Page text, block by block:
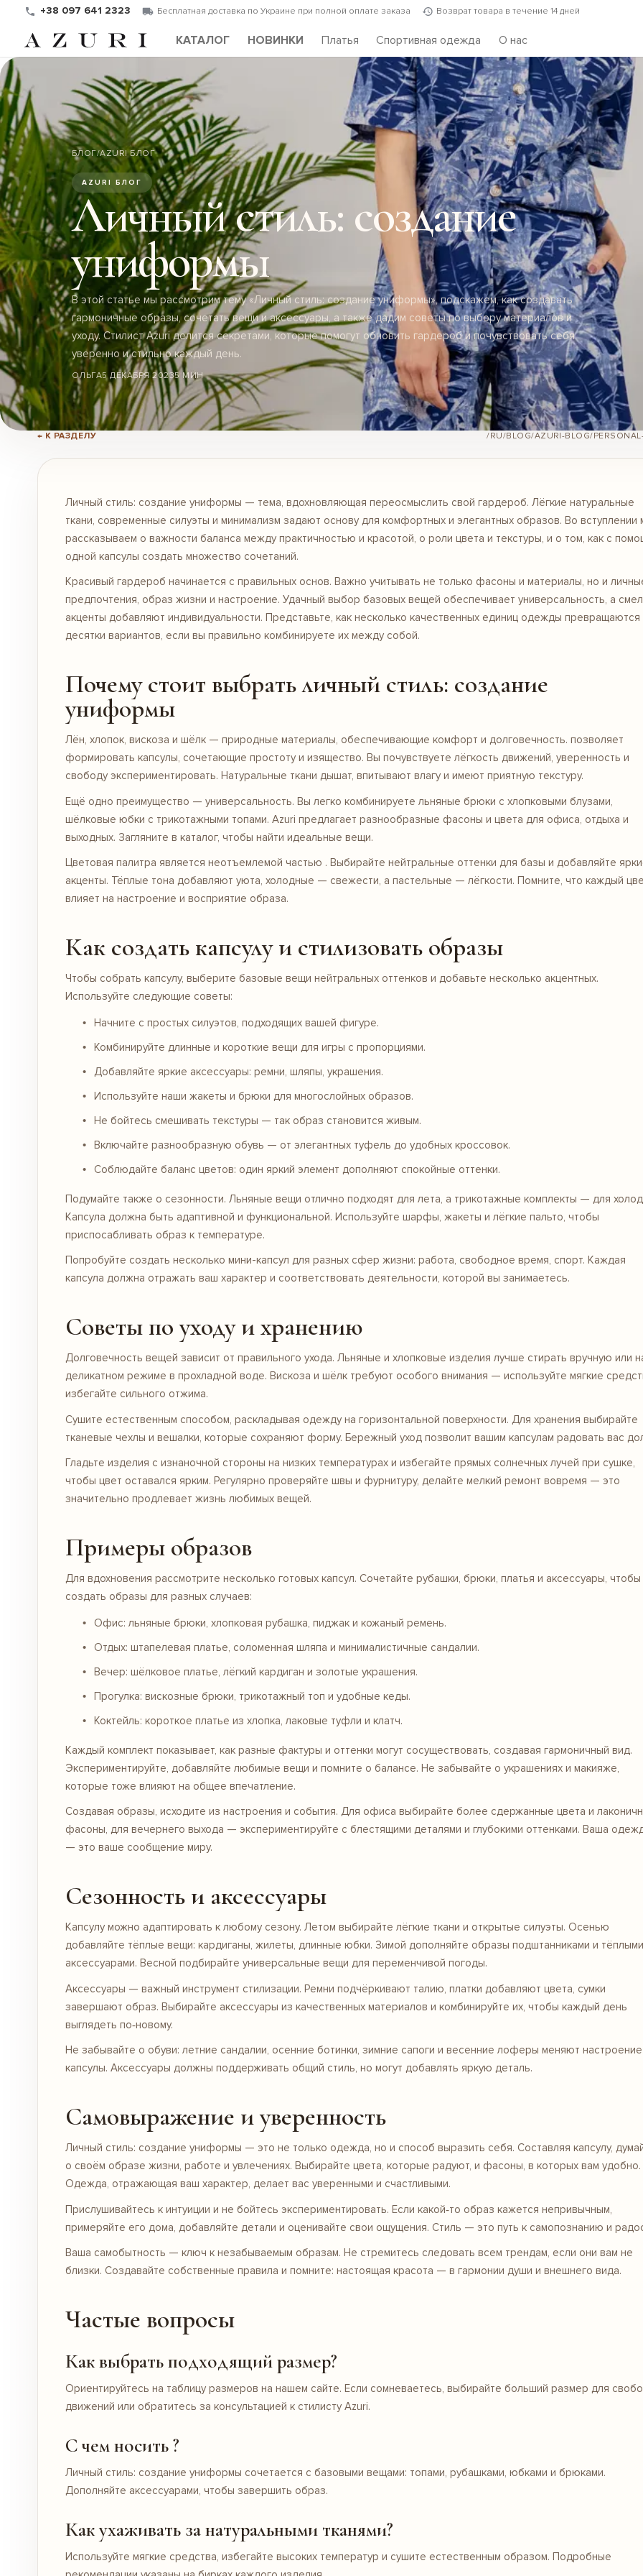
+38 097 641 2323 Бесплатная доставка по Украине при полной оплате заказа Возврат товара в течение 14 дней
КАТАЛОГ НОВИНКИ Платья Спортивная одежда О нас
БЛОГ/AZURI БЛОГ
AZURI БЛОГ
Личный стиль: создание
униформы
В этой статье мы рассмотрим тему «Личный стиль: создание униформы», подскажем, как создавать
гармоничные образы, сочетать вещи и аксессуары, а также дадим советы по выбору материалов и
уходу. Стилист Azuri делится секретами, которые помогут обновить гардероб и почувствовать себя
уверенно и стильно каждый день.
ОЛЬГА5 ДЕКАБРЯ 20235 МИН
← К РАЗДЕЛУ /RU/BLOG/AZURI-BLOG/
Личный стиль: создание униформы — тема, вдохновляющая переосмыслить свой гардероб. Лёгкие натуральные
ткани, современные силуэты и минимализм задают основу для комфортных и элегантных образов. Во вступлении
рассказываем о важности баланса между практичностью и красотой, о роли цвета и текстуры, и о том, как с
одной капсулы создать множество сочетаний.
Красивый гардероб начинается с правильных основ. Важно учитывать не только фасоны и материалы, но и
предпочтения, образ жизни и настроение. Удачный выбор базовых вещей обеспечивает универсальность, а
акценты добавляют индивидуальности. Представьте, как несколько качественных единиц одежды превращаются
десятки вариантов, если вы правильно комбинируете их между собой.
Почему стоит выбрать личный стиль: создание
униформы
Лён, хлопок, вискоза и шёлк — природные материалы, обеспечивающие комфорт и долговечность. позволяет
формировать капсулы, сочетающие простоту и изящество. Вы почувствуете лёгкость движений, уверенность и
свободу экспериментировать. Натуральные ткани дышат, впитывают влагу и имеют приятную текстуру.
Ещё одно преимущество — универсальность. Вы легко комбинируете льняные брюки с хлопковыми блузами,
шёлковые юбки с трикотажными топами. Azuri предлагает разнообразные фасоны и цвета для офиса, отдыха и
выходных. Загляните в каталог, чтобы найти идеальные вещи.
Цветовая палитра является неотъемлемой частью . Выбирайте нейтральные оттенки для базы и добавляйте
акценты. Тёплые тона добавляют уюта, холодные — свежести, а пастельные — лёгкости. Помните, что каждый
влияет на настроение и восприятие образа.
Как создать капсулу и стилизовать образы
Чтобы собрать капсулу, выберите базовые вещи нейтральных оттенков и добавьте несколько акцентных.
Используйте следующие советы:
Начните с простых силуэтов, подходящих вашей фигуре.
Комбинируйте длинные и короткие вещи для игры с пропорциями.
Добавляйте яркие аксессуары: ремни, шляпы, украшения.
Используйте наши жакеты и брюки для многослойных образов.
Не бойтесь смешивать текстуры — так образ становится живым.
Включайте разнообразную обувь — от элегантных туфель до удобных кроссовок.
Соблюдайте баланс цветов: один яркий элемент дополняют спокойные оттенки.
Подумайте также о сезонности. Льняные вещи отлично подходят для лета, а трикотажные комплекты — для
Капсула должна быть адаптивной и функциональной. Используйте шарфы, жакеты и лёгкие пальто, чтобы
приспосабливать образ к температуре.
Попробуйте создать несколько мини-капсул для разных сфер жизни: работа, свободное время, спорт. Каждая
капсула должна отражать ваш характер и соответствовать деятельности, которой вы занимаетесь.
Советы по уходу и хранению
Долговечность вещей зависит от правильного ухода. Льняные и хлопковые изделия лучше стирать вручную или
деликатном режиме в прохладной воде. Вискоза и шёлк требуют особого внимания — используйте мягкие
избегайте сильного отжима.
Сушите естественным способом, раскладывая одежду на горизонтальной поверхности. Для хранения выбирайте
тканевые чехлы и вешалки, которые сохраняют форму. Бережный уход позволит вашим капсулам радовать вас
Гладьте изделия с изнаночной стороны на низких температурах и избегайте прямых солнечных лучей при сушке,
чтобы цвет оставался ярким. Регулярно проверяйте швы и фурнитуру, делайте мелкий ремонт вовремя — это
значительно продлевает жизнь любимых вещей.
Примеры образов
Для вдохновения рассмотрите несколько готовых капсул. Сочетайте рубашки, брюки, платья и аксессуары, чтобы
создать образы для разных случаев:
Офис: льняные брюки , хлопковая рубашка , пиджак и кожаный ремень.
Отдых: штапелевая платье , соломенная шляпа и минималистичные сандалии.
Вечер: шёлковое платье , лёгкий кардиган и золотые украшения.
Прогулка: вискозные брюки , трикотажный топ и удобные кеды.
Коктейль: короткое платье из хлопка, лаковые туфли и клатч.
Каждый комплект показывает, как разные фактуры и оттенки могут сосуществовать, создавая гармоничный вид.
Экспериментируйте, добавляйте любимые вещи и помните о балансе. Не забывайте о украшениях и макияже,
которые тоже влияют на общее впечатление.
Создавая образы, исходите из настроения и события. Для офиса выбирайте более сдержанные цвета и
фасоны, для вечернего выхода — экспериментируйте с блестящими деталями и глубокими оттенками. Ваша
— это ваше сообщение миру.
Сезонность и аксессуары
Капсулу можно адаптировать к любому сезону. Летом выбирайте лёгкие ткани и открытые силуэты. Осенью
добавляйте тёплые вещи: кардиганы, жилеты, длинные юбки. Зимой дополняйте образы подштанниками и тёплыми
аксессуарами. Весной подбирайте универсальные вещи для переменчивой погоды.
Аксессуары — важный инструмент стилизации. Ремни подчёркивают талию, платки добавляют цвета, сумки
завершают образ. Выбирайте аксессуары из качественных материалов и комбинируйте их, чтобы каждый день
выглядеть по‑новому.
Не забывайте о обуви: летние сандалии, осенние ботинки, зимние сапоги и весенние лоферы меняют настроение
капсулы. Аксессуары должны поддерживать общий стиль, но могут добавлять яркую деталь.
Самовыражение и уверенность
Личный стиль: создание униформы — это не только одежда, но и способ выразить себя. Составляя капсулу,
о своём образе жизни, работе и увлечениях. Выбирайте цвета, которые радуют, и фасоны, в которых вам удобно.
Одежда, отражающая ваш характер, делает вас уверенными и счастливыми.
Прислушивайтесь к интуиции и не бойтесь экспериментировать. Если какой‑то образ кажется непривычным,
примеряйте его дома, добавляйте детали и оценивайте свои ощущения. Стиль — это путь к самопознанию и
Ваша самобытность — ключ к незабываемым образам. Не стремитесь следовать всем трендам, если они вам не
близки. Создавайте собственные правила и помните: настоящая красота — в гармонии души и внешнего вида.
Частые вопросы
Как выбрать подходящий размер?
Ориентируйтесь на таблицу размеров на нашем сайте. Если сомневаетесь, выбирайте больший размер для
движений или обратитесь за консультацией к стилисту Azuri.
С чем носить ?
Личный стиль: создание униформы сочетается с базовыми вещами: топами, рубашками, юбками и брюками.
Дополняйте аксессуарами, чтобы завершить образ.
Как ухаживать за натуральными тканями?
Используйте мягкие средства, избегайте высоких температур и сушите естественным образом. Подробные